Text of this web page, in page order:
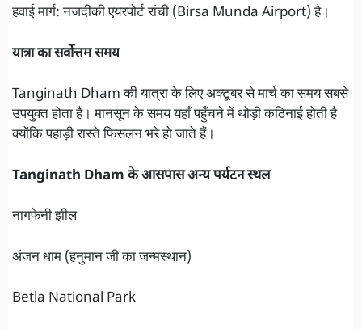
हवाई मार्ग: नजदीकी एयरपोर्ट रांची (Birsa Munda Airport) है।
यात्रा का सर्वोत्तम समय
Tanginath Dham की यात्रा के लिए अक्टूबर से मार्च का समय सबसे
उपयुक्त होता है। मानसून के समय यहाँ पहुँचने में थोड़ी कठिनाई होती है
क्योंकि पहाड़ी रास्ते फिसलन भरे हो जाते हैं।
Tanginath Dham के आसपास अन्य पर्यटन स्थल
नागफेनी झील
अंजन धाम (हनुमान जी का जन्मस्थान)
Betla National Park